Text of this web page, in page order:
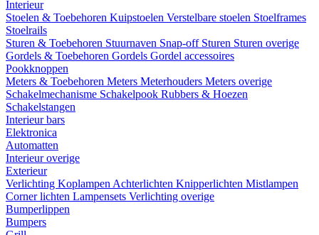
Interieur
Stoelen & Toebehoren Kuipstoelen Verstelbare stoelen Stoelframes
Stoelrails
Sturen & Toebehoren Stuurnaven Snap-off Sturen Sturen overige
Gordels & Toebehoren Gordels Gordel accessoires
Pookknoppen
Meters & Toebehoren Meters Meterhouders Meters overige
Schakelmechanisme Schakelpook Rubbers & Hoezen
Schakelstangen
Interieur bars
Elektronica
Automatten
Interieur overige
Exterieur
Verlichting Koplampen Achterlichten Knipperlichten Mistlampen
Corner lichten Lampensets Verlichting overige
Bumperlippen
Bumpers